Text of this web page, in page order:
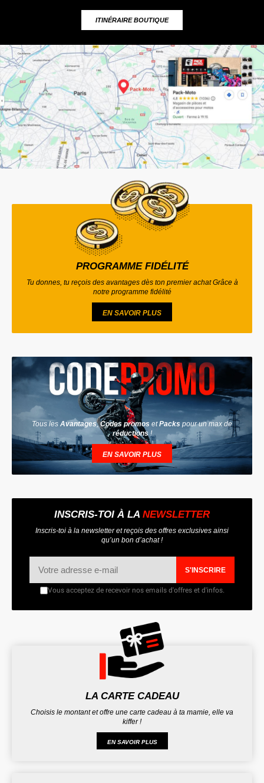
ITINÉRAIRE BOUTIQUE
PROGRAMME FIDÉLITÉ
Tu donnes, tu reçois des avantages dès ton premier achat Grâce à
notre programme fidélité
EN SAVOIR PLUS
Tous les Avantages,Codes promos etPacks pour un max de
réductions !
EN SAVOIR PLUS
INSCRIS-TOI À LA NEWSLETTER
Inscris-toi à la newsletter et reçois des offres exclusives ainsi
qu’un bon d’achat !
S'INSCRIRE
Vous acceptez de recevoir nos emails d'offres et d'infos.
LA CARTE CADEAU
Choisis le montant et offre une carte cadeau à ta mamie, elle va
kiffer !
EN SAVOIR PLUS